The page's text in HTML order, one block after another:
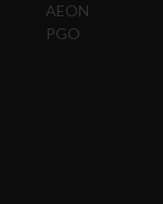
AEON
PGO